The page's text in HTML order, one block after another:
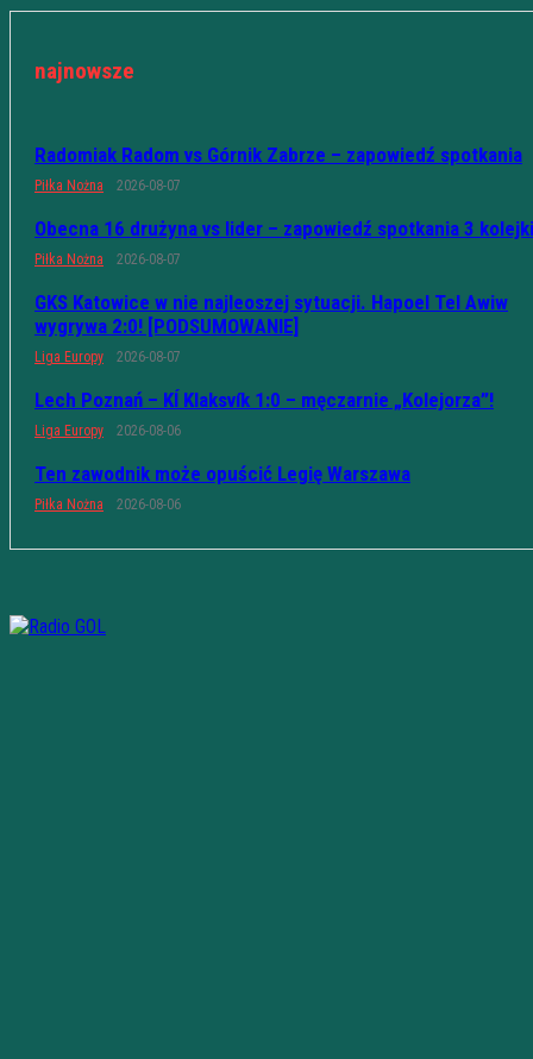
najnowsze
Radomiak Radom vs Górnik Zabrze – zapowiedź spotkania
Piłka Nożna 2026-08-07
Obecna 16 drużyna vs lider – zapowiedź spotkania 3 kolejki
Piłka Nożna 2026-08-07
GKS Katowice w nie najleoszej sytuacji. Hapoel Tel Awiw
wygrywa 2:0! [PODSUMOWANIE]
Liga Europy 2026-08-07
Lech Poznań – KÍ Klaksvík 1:0 – męczarnie „Kolejorza”!
Liga Europy 2026-08-06
Ten zawodnik może opuścić Legię Warszawa
Piłka Nożna 2026-08-06